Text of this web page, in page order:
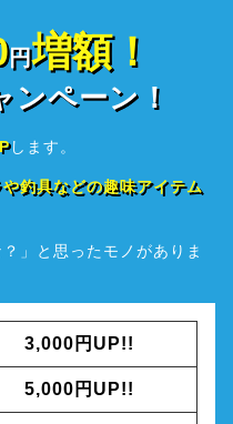
円増額！
ンペーン！
します。
や釣具などの趣味アイテム
」と思ったモノがありま
3,000円UP!!
5,000円UP!!